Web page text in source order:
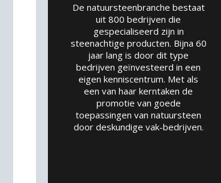
De natuursteenbranche bestaat
uit 800 bedrijven die
gespecialiseerd zijn in
steenachtige producten. Bijna 60
jaar lang is door dit type
bedrijven geïnvesteerd in een
eigen kenniscentrum. Met als
een van haar kerntaken de
promotie van goede
toepassingen van natuursteen
door deskundige vak-bedrijven.